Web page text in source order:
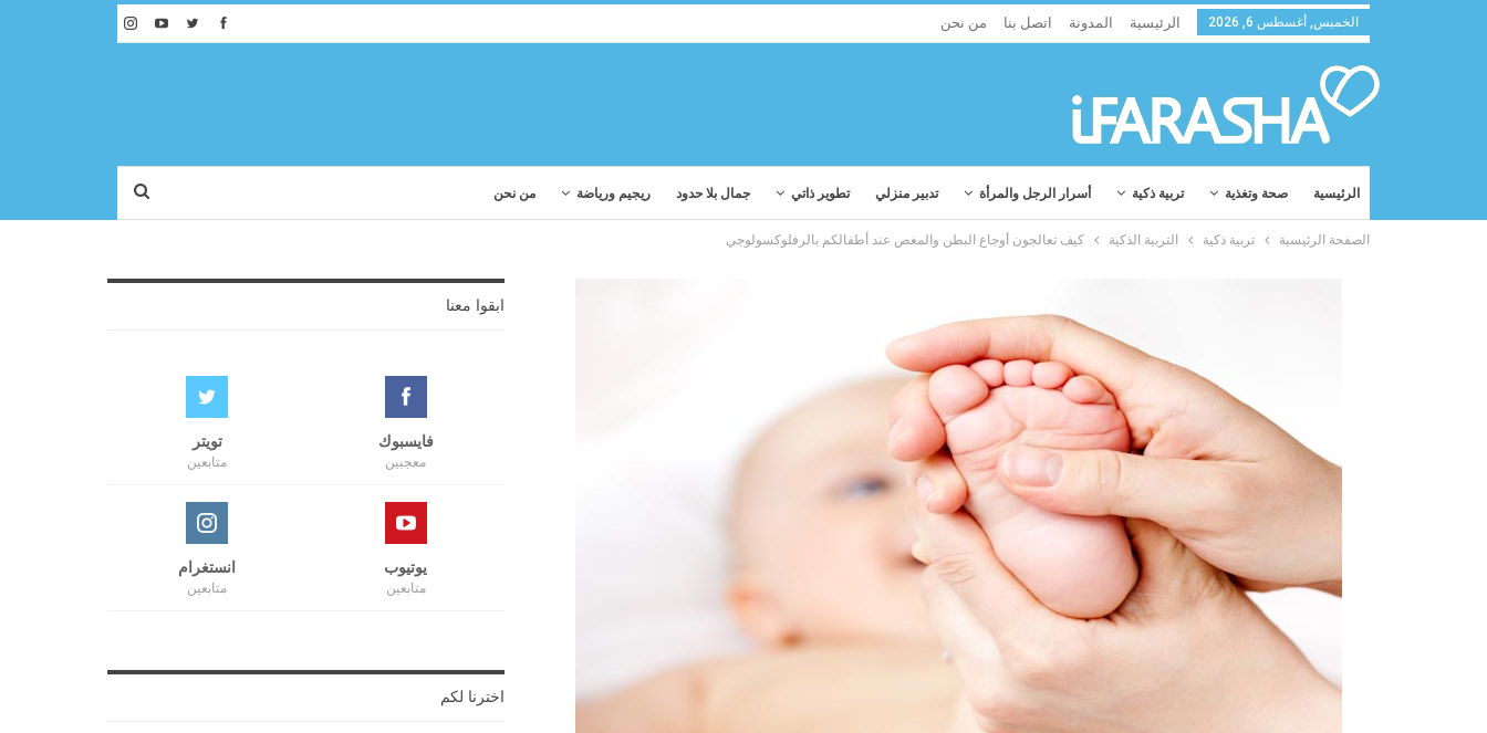
الخميس, أغسطس 6, 2026 الرئيسية المدونة اتصل بنا من نحن
الرئيسية صحة وتغذية تربية ذكية أسرار الرجل والمرأة تدبير منزلي تطوير ذاتي جمال بلا حدود ريجيم ورياضة من نحن
الصفحة الرئيسية تربية ذكية التربية الذكية كيف تعالجون أوجاع البطن والمغص عند أطفالكم بالرفلوكسولوجي
ابقوا معنا
فايسبوك
معجبين
تويتر
متابعين
يوتيوب
متابعين
انستغرام
متابعين
اخترنا لكم